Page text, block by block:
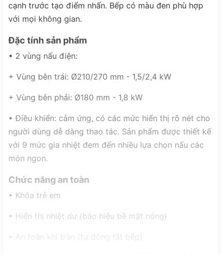
cạnh trước tạo điểm nhấn. Bếp có màu đen phù hợp
với mọi không gian.
Đặc tính sản phẩm
• 2 vùng nấu điện:
+ Vùng bên trái: Ø210/270 mm - 1,5/2,4 kW
+ Vùng bên phải: Ø180 mm - 1,8 kW
• Điều khiển: cảm ứng, có các mức hiển thị rõ nét cho
người dùng dễ dàng thao tác. Sản phẩm được thiết kế
với 9 mức gia nhiệt đem đến nhiều lựa chọn nấu các
món ngon.
Chức năng an toàn
• Khóa trẻ em
• Hiển thị nhiệt dư (báo hiệu bề mặt nóng)
• An toàn khi tràn (tự động tắt bếp)